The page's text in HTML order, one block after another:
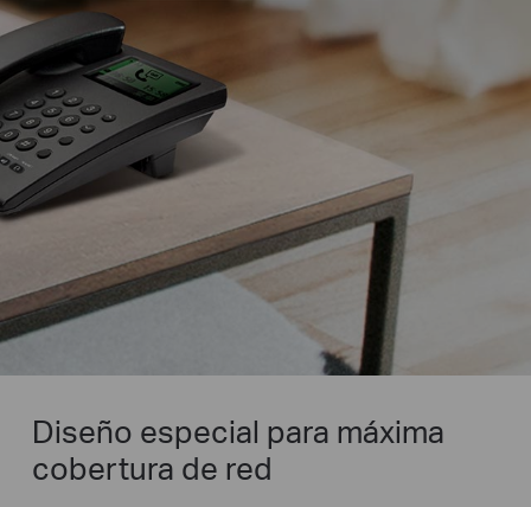
Diseño especial para máxima
cobertura de red